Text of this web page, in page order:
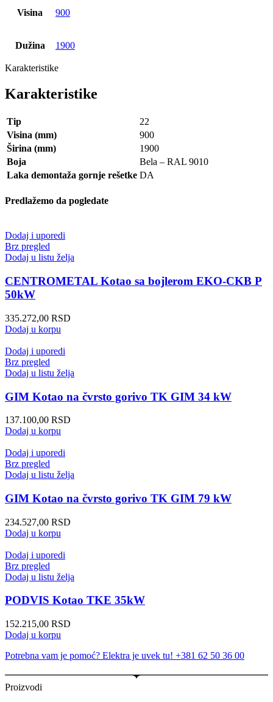
Visina 900
Dužina 1900
Karakteristike
Karakteristike
Tip
22
Visina (mm)
900
Širina (mm)
1900
Boja
Bela – RAL 9010
Laka demontaža gornje rešetke DA
Predlažemo da pogledate
Dodaj i uporedi
Brz pregled
Dodaj u listu želja
CENTROMETAL Kotao sa bojlerom EKO-CKB P
50kW
335.272,00 RSD
Dodaj u korpu
Dodaj i uporedi
Brz pregled
Dodaj u listu želja
GIM Kotao na čvrsto gorivo TK GIM 34 kW
137.100,00 RSD
Dodaj u korpu
Dodaj i uporedi
Brz pregled
Dodaj u listu želja
GIM Kotao na čvrsto gorivo TK GIM 79 kW
234.527,00 RSD
Dodaj u korpu
Dodaj i uporedi
Brz pregled
Dodaj u listu želja
PODVIS Kotao TKE 35kW
152.215,00 RSD
Dodaj u korpu
Potrebna vam je pomoć? Elektra je uvek tu! +381 62 50 36 00
Proizvodi